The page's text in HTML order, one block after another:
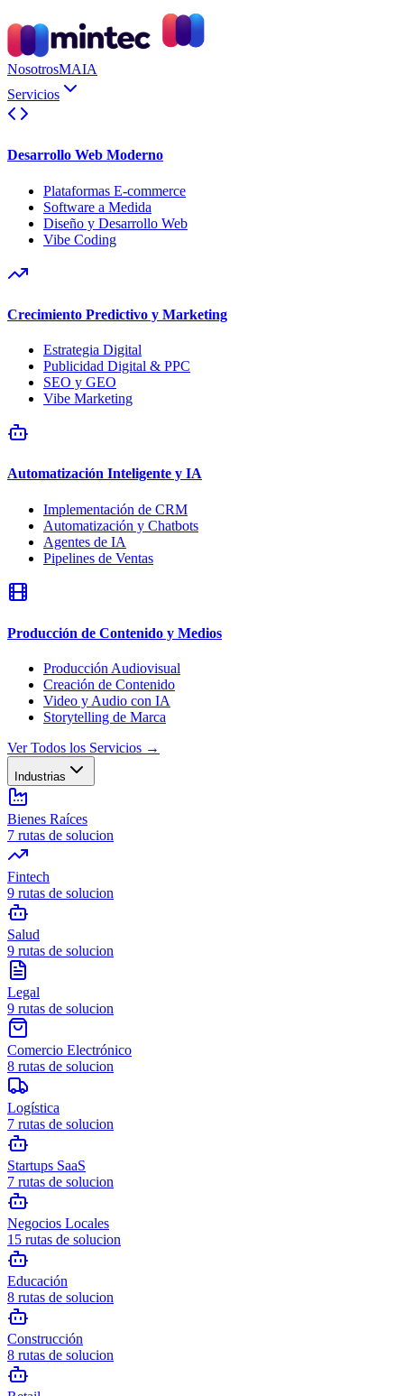
NosotrosMAIA
Servicios
Desarrollo Web Moderno
Plataformas E-commerce
Software a Medida
Diseño y Desarrollo Web
Vibe Coding
Crecimiento Predictivo y Marketing
Estrategia Digital
Publicidad Digital & PPC
SEO y GEO
Vibe Marketing
Automatización Inteligente y IA
Implementación de CRM
Automatización y Chatbots
Agentes de IA
Pipelines de Ventas
Producción de Contenido y Medios
Producción Audiovisual
Creación de Contenido
Video y Audio con IA
Storytelling de Marca
Ver Todos los Servicios →
Industrias
Bienes Raíces
7 rutas de solucion
Fintech
9 rutas de solucion
Salud
9 rutas de solucion
Legal
9 rutas de solucion
Comercio Electrónico
8 rutas de solucion
Logística
7 rutas de solucion
Startups SaaS
7 rutas de solucion
Negocios Locales
15 rutas de solucion
Educación
8 rutas de solucion
Construcción
8 rutas de solucion